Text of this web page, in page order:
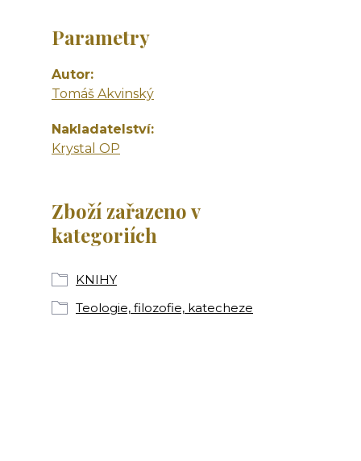
Parametry
Autor
Tomáš Akvinský
Nakladatelství
Krystal OP
Zboží zařazeno v
kategoriích
KNIHY
Teologie, filozofie, katecheze